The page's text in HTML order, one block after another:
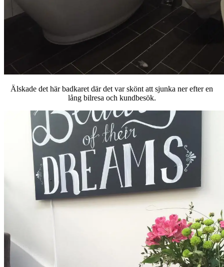
Älskade det här badkaret där det var skönt att sjunka ner efter en
lång bilresa och kundbesök.